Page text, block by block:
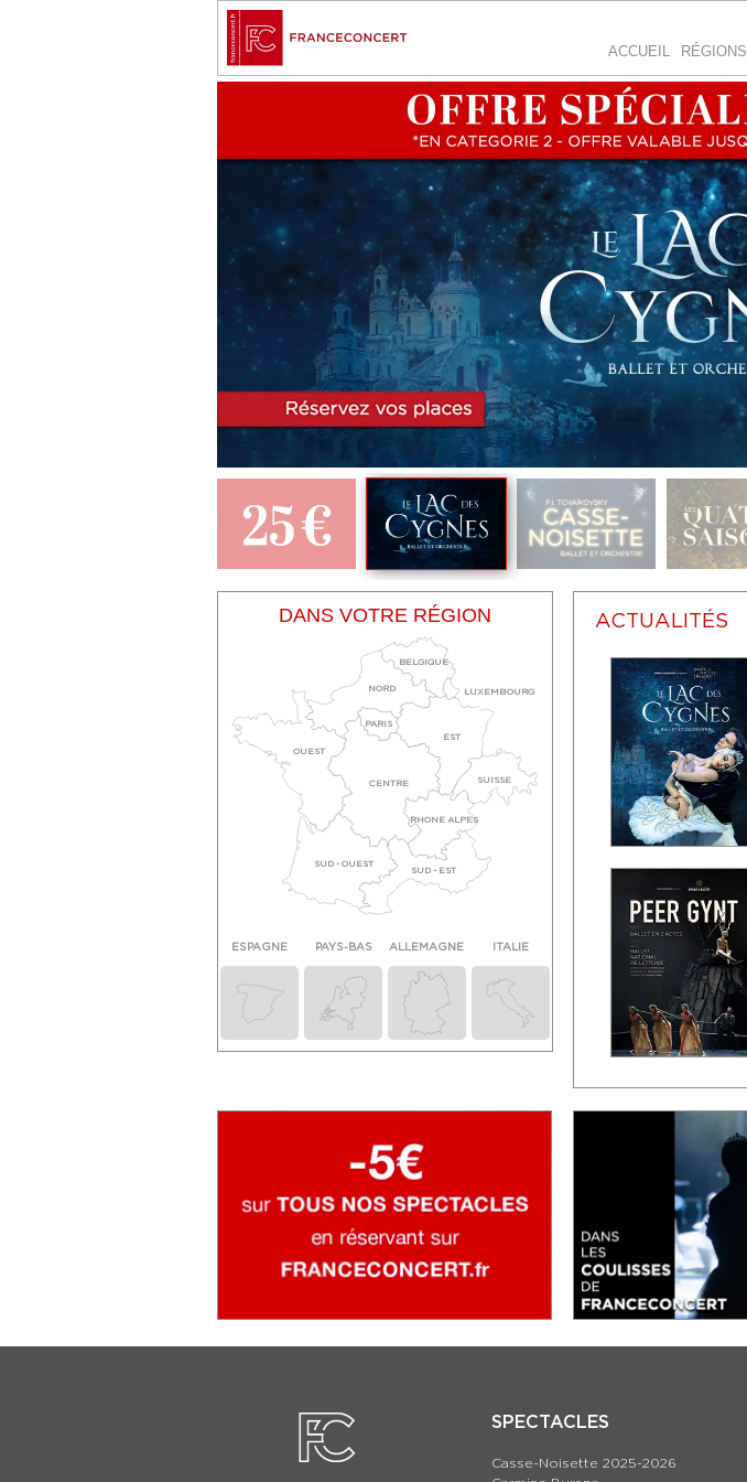
ACCUEIL RÉGIONS
DANS VOTRE RÉGION
BELGIQUE
LUXEMBOURG
NORD
OUEST
EST
PARIS
SUD - OUEST
CENTRE
RHONE ALPES
SUD - EST
SUISSE
ESPAGNE PAYS-BAS ALLEMAGNE ITALIE
ACTUALITÉS
SPECTACLES
Casse-Noisette 2025-2026